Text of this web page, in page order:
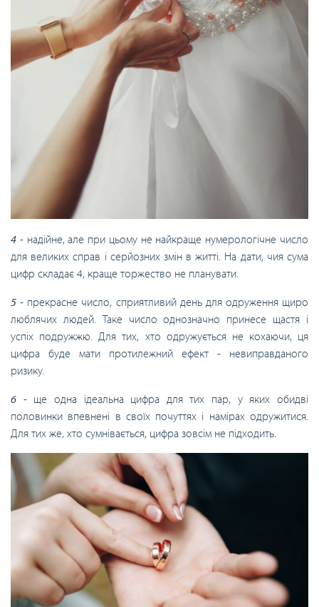
4 - надійне, але при цьому не найкраще нумерологічне число
для великих справ і серйозних змін в житті. На дати, чия сума
цифр складає 4, краще торжество не планувати.
5 - прекрасне число, сприятливий день для одруження щиро
люблячих людей. Таке число однозначно принесе щастя і
успіх подружжю. Для тих, хто одружується не кохаючи, ця
цифра буде мати протилежний ефект - невиправданого
ризику.
6 - ще одна ідеальна цифра для тих пар, у яких обидві
половинки впевнені в своїх почуттях і намірах одружитися.
Для тих же, хто сумнівається, цифра зовсім не підходить.